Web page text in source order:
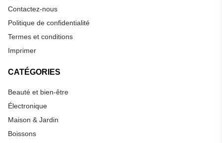
Contactez-nous
Politique de confidentialité
Termes et conditions
Imprimer
CATÉGORIES
Beauté et bien-être
Électronique
Maison & Jardin
Boissons